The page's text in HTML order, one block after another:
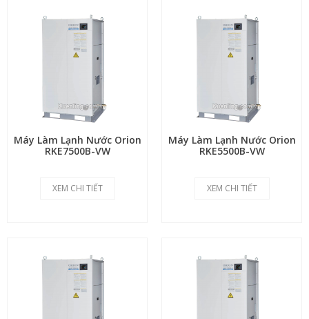
Máy Làm Lạnh Nước Orion
RKE7500B-VW
XEM CHI TIẾT
Máy Làm Lạnh Nước Orion
RKE5500B-VW
XEM CHI TIẾT